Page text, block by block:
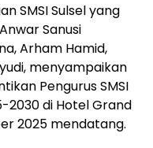
SMSI Sulsel yang
Sanusi
Arham Hamid,
menyampaikan
Pengurus SMSI
2030 di Hotel Grand
2025 mendatang.